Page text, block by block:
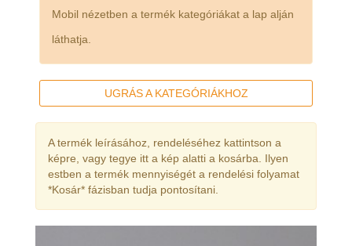
Mobil nézetben a termék kategóriákat a lap alján
láthatja.
UGRÁS A KATEGÓRIÁKHOZ
A termék leírásához, rendeléséhez kattintson a
képre, vagy tegye itt a kép alatti a kosárba. Ilyen
estben a termék mennyiségét a rendelési folyamat
*Kosár* fázisban tudja pontosítani.